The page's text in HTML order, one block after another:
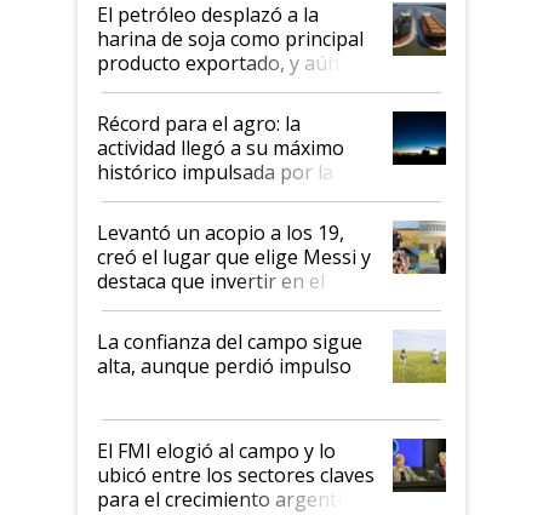
El petróleo desplazó a la
harina de soja como principal
producto exportado, y aún así
el agro aportó casi seis de cada
diez dólares y sostuvo el
liderazgo en un semestre
récord
Récord para el agro: la
actividad llegó a su máximo
histórico impulsada por la
cosecha y las exportaciones
Levantó un acopio a los 19,
creó el lugar que elige Messi y
destaca que invertir en el
kirchnerismo era como "darle
plata a un hijo para droga":
Juan Félix Rossetti, el libertario
que de una dura crisis salió
de Milei
La confianza del campo sigue
alta, aunque perdió impulso
El FMI elogió al campo y lo
ubicó entre los sectores claves
para el crecimiento argentino